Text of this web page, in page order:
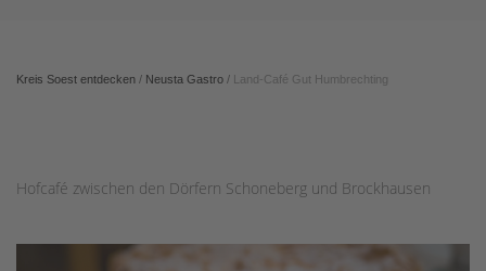
Kreis Soest entdecken / Neusta Gastro / Land-Café Gut Humbrechting
Hofcafé zwischen den Dörfern Schoneberg und Brockhausen